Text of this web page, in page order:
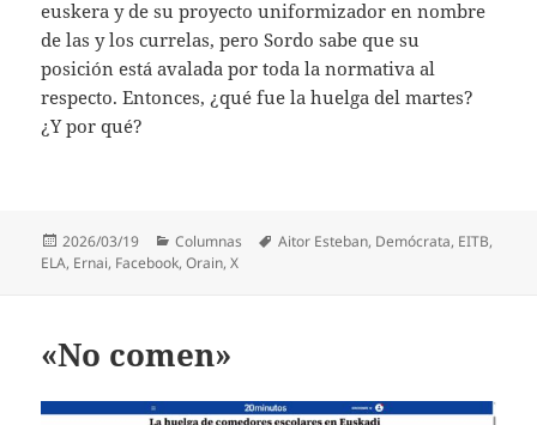
euskera y de su proyecto uniformizador en nombre
de las y los currelas, pero Sordo sabe que su
posición está avalada por toda la normativa al
respecto. Entonces, ¿qué fue la huelga del martes?
¿Y por qué?
Publicado
el
2026/03/19 Categorías
Columnas Etiquetas
Aitor Esteban, Demócrata, EITB,
ELA, Ernai, Facebook,Orain,X
«No comen»